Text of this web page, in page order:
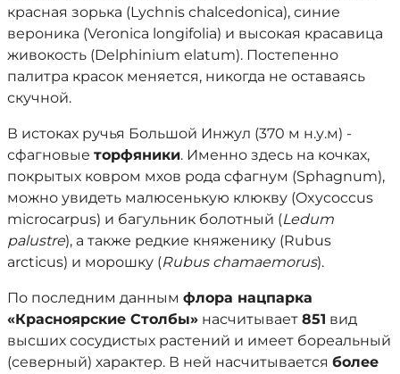
красная зорька (Lychnis chalcedonica), синие
вероника (Veronica longifolia) и высокая красавица
живокость (Delphinium elatum). Постепенно
палитра красок меняется, никогда не оставаясь
скучной.
В истоках ручья Большой Инжул (370 м н.у.м) -
сфагновые торфяники. Именно здесь на кочках,
покрытых ковром мхов рода сфагнум (Sphagnum),
можно увидеть малюсенькую клюкву (Oxycoccus
microcarpus) и багульник болотный (Ledum
palustre), а также редкие княженику (Rubus
arcticus) и морошку (Rubus chamaemorus).
По последним данным флора нацпарка
«Красноярские Столбы» насчитывает 851 вид
высших сосудистых растений и имеет бореальный
(северный) характер. В ней насчитывается более